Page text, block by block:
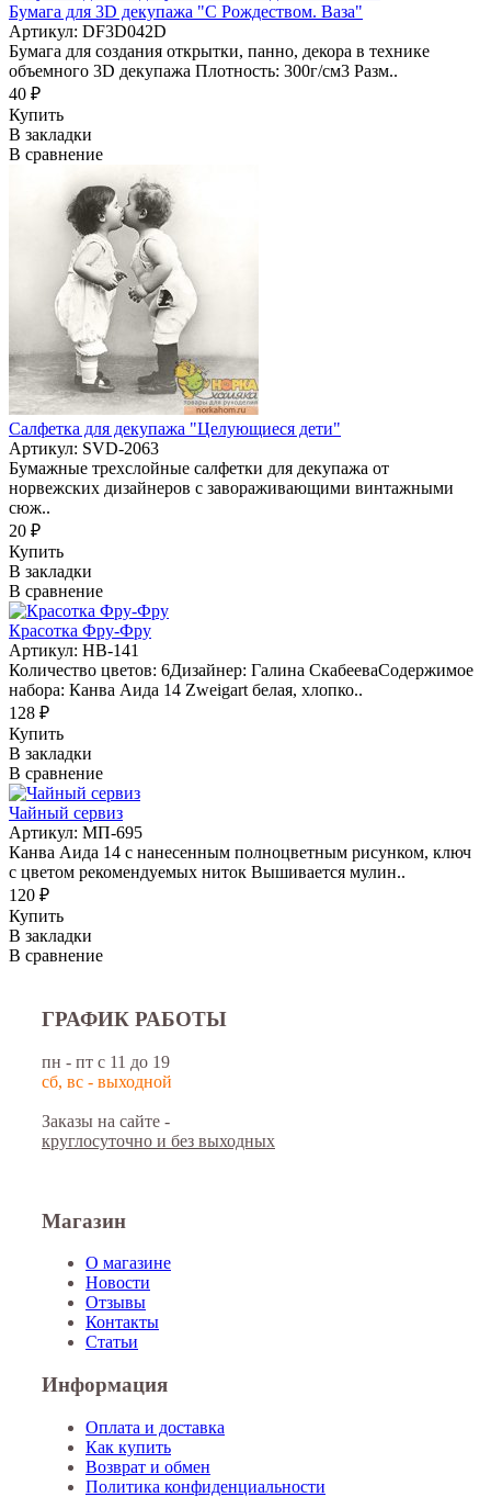
Бумага для 3D декупажа "С Рождеством. Ваза"
Артикул: DF3D042D
Бумага для создания открытки, панно, декора в технике
объемного 3D декупажа Плотность: 300г/см3 Разм..
40 ₽
Купить
В закладки
В сравнение
Салфетка для декупажа "Целующиеся дети"
Артикул: SVD-2063
Бумажные трехслойные салфетки для декупажа от
норвежских дизайнеров с завораживающими винтажными
сюж..
20 ₽
Купить
В закладки
В сравнение
Красотка Фру-Фру
Артикул: НВ-141
Количество цветов: 6Дизайнер: Галина СкабееваСодержимое
набора: Канва Аида 14 Zweigart белая, хлопко..
128 ₽
Купить
В закладки
В сравнение
Чайный сервиз
Артикул: МП-695
Канва Аида 14 с нанесенным полноцветным рисунком, ключ
с цветом рекомендуемых ниток Вышивается мулин..
120 ₽
Купить
В закладки
В сравнение
ГРАФИК РАБОТЫ
пн - пт с 11 до 19
сб, вс - выходной
Заказы на сайте -
круглосуточно и без выходных
Магазин
О магазине
Новости
Отзывы
Контакты
Статьи
Информация
Оплата и доставка
Как купить
Возврат и обмен
Политика конфиденциальности